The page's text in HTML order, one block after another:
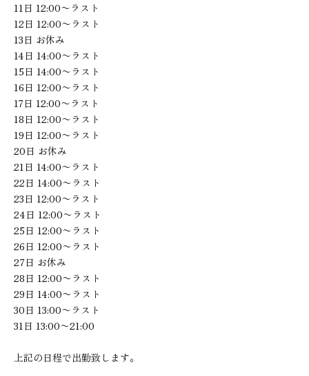
11日 12:00〜ラスト
12日 12:00〜ラスト
13日 お休み
14日 14:00〜ラスト
15日 14:00〜ラスト
16日 12:00〜ラスト
17日 12:00〜ラスト
18日 12:00〜ラスト
19日 12:00〜ラスト
20日 お休み
21日 14:00〜ラスト
22日 14:00〜ラスト
23日 12:00〜ラスト
24日 12:00〜ラスト
25日 12:00〜ラスト
26日 12:00〜ラスト
27日 お休み
28日 12:00〜ラスト
29日 14:00〜ラスト
30日 13:00〜ラスト
31日 13:00〜21:00
上記の日程で出勤致します。